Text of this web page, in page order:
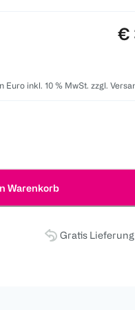
€
Euro inkl. 10 % MwSt. zzgl.
Warenkorb
Gratis